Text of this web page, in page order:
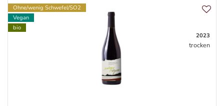
Ohne/wenig Schwefel/SO2
Vegan
bio
2023
trocken